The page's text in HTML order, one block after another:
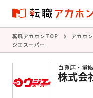
転職アカホンTOP アカホ
ジエスーパー
百貨店・量
株式会